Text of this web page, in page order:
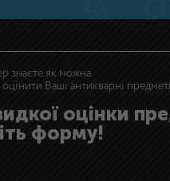
знаєте як можна
Ваші антикварні
оцінки
форму!